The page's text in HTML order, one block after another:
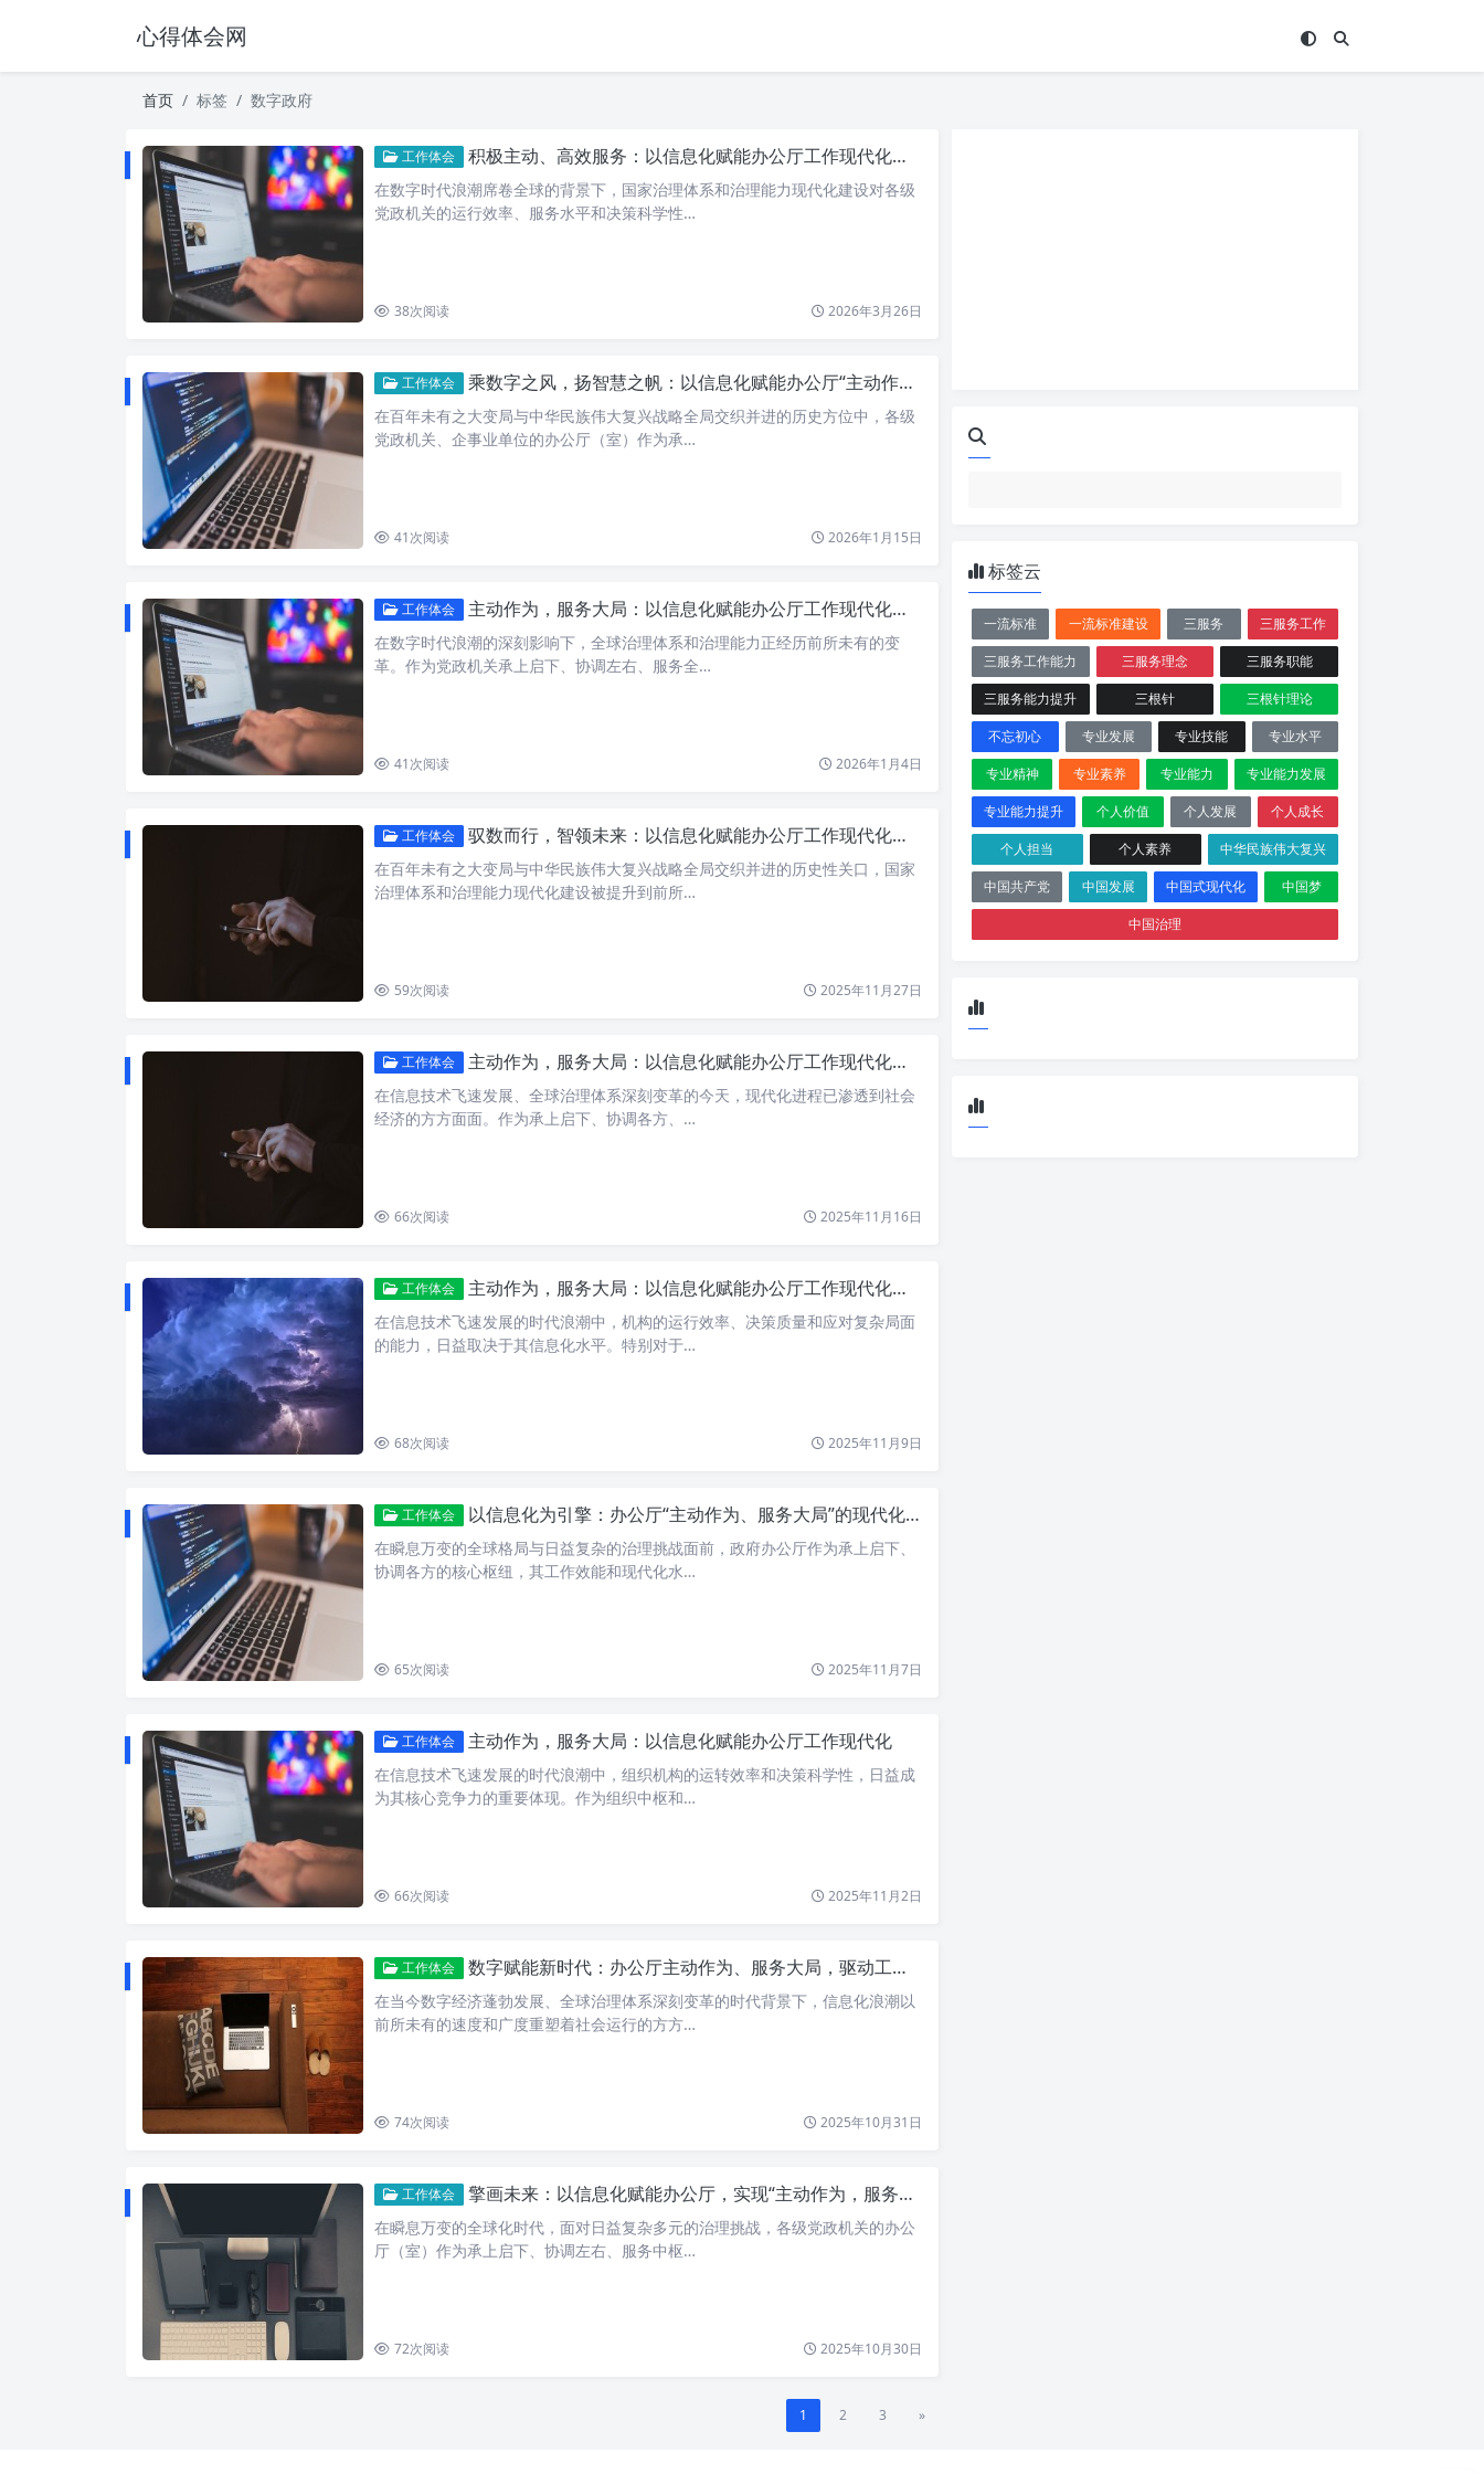
心得体会网
首页 标签 数字政府
工作体会 积极主动、高效服务：以信息化赋能办公厅工作现代化新篇章
在数字时代浪潮席卷全球的背景下，国家治理体系和治理能力现代化建设对各级
党政机关的运行效率、服务水平和决策科学性…
38次阅读 2026年3月26日
工作体会 乘数字之风，扬智慧之帆：以信息化赋能办公厅“主动作为，服务大局”新篇章
在百年未有之大变局与中华民族伟大复兴战略全局交织并进的历史方位中，各级
党政机关、企事业单位的办公厅（室）作为承…
41次阅读 2026年1月15日
工作体会 主动作为，服务大局：以信息化赋能办公厅工作现代化深度解析
在数字时代浪潮的深刻影响下，全球治理体系和治理能力正经历前所未有的变
革。作为党政机关承上启下、协调左右、服务全…
41次阅读 2026年1月4日
工作体会 驭数而行，智领未来：以信息化赋能办公厅工作现代化，实现主动作为与服务大局
在百年未有之大变局与中华民族伟大复兴战略全局交织并进的历史性关口，国家
治理体系和治理能力现代化建设被提升到前所…
59次阅读 2025年11月27日
工作体会 主动作为，服务大局：以信息化赋能办公厅工作现代化新篇章
在信息技术飞速发展、全球治理体系深刻变革的今天，现代化进程已渗透到社会
经济的方方面面。作为承上启下、协调各方、…
66次阅读 2025年11月16日
工作体会 主动作为，服务大局：以信息化赋能办公厅工作现代化之路
在信息技术飞速发展的时代浪潮中，机构的运行效率、决策质量和应对复杂局面
的能力，日益取决于其信息化水平。特别对于…
68次阅读 2025年11月9日
工作体会 以信息化为引擎：办公厅“主动作为、服务大局”的现代化之路
在瞬息万变的全球格局与日益复杂的治理挑战面前，政府办公厅作为承上启下、
协调各方的核心枢纽，其工作效能和现代化水…
65次阅读 2025年11月7日
工作体会 主动作为，服务大局：以信息化赋能办公厅工作现代化
在信息技术飞速发展的时代浪潮中，组织机构的运转效率和决策科学性，日益成
为其核心竞争力的重要体现。作为组织中枢和…
66次阅读 2025年11月2日
工作体会 数字赋能新时代：办公厅主动作为、服务大局，驱动工作现代化转型升级
在当今数字经济蓬勃发展、全球治理体系深刻变革的时代背景下，信息化浪潮以
前所未有的速度和广度重塑着社会运行的方方…
74次阅读 2025年10月31日
工作体会 擎画未来：以信息化赋能办公厅，实现“主动作为，服务大局”的现代化新篇章
在瞬息万变的全球化时代，面对日益复杂多元的治理挑战，各级党政机关的办公
厅（室）作为承上启下、协调左右、服务中枢…
72次阅读 2025年10月30日
1 2 3 »
标签云
一流标准 一流标准建设 三服务
三服务工作
三服务工作能力
三服务理念
三服务职能
三服务能力提升
三根针
三根针理论
不忘初心
专业发展 专业技能
专业水平
专业精神
专业素养 专业能力
专业能力发展
专业能力提升
个人价值 个人发展
个人成长
个人担当
个人素养
中华民族伟大复兴
中国共产党
中国发展 中国式现代化
中国梦
中国治理